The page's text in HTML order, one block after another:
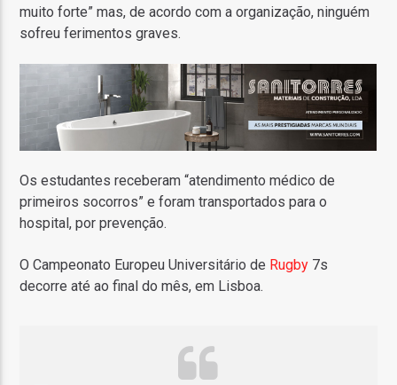
muito forte” mas, de acordo com a organização, ninguém
sofreu ferimentos graves.
Os estudantes receberam “atendimento médico de
primeiros socorros” e foram transportados para o
hospital, por prevenção.
O Campeonato Europeu Universitário de Rugby 7s
decorre até ao final do mês, em Lisboa.